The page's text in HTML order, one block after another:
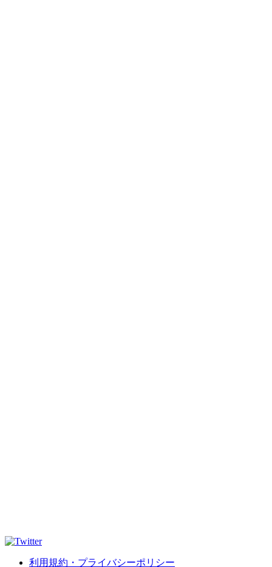
利用規約・プライバシーポリシー